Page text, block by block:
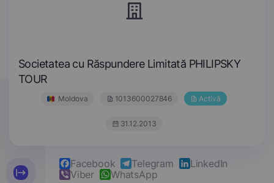
Societatea cu Răspundere Limitată PHILIPSKY
TOUR
Moldova 1013600027846 Activă
31.12.2013
Facebook Telegram
LinkedIn
Viber
WhatsApp